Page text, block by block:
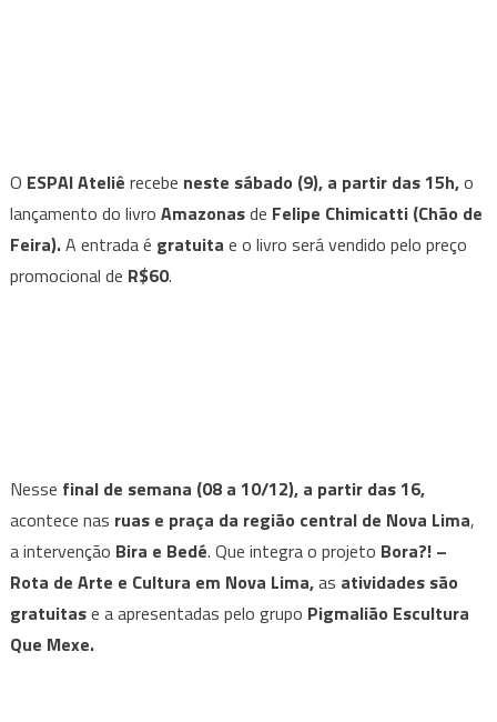
O ESPAI Ateliê recebe neste sábado (9), a partir das 15h,o
lançamento do livro Amazonasde Felipe Chimicatti (Chão de
Feira).A entrada é gratuita e o livro será vendido pelo preço
promocional de R$60.
Nesse final de semana (08 a 10/12), a partir das 16,
acontece nas ruas e praça da região central de Nova Lima,
a intervenção Bira e Bedé. Que integra o projeto Bora?! –
Rota de Arte e Cultura em Nova Lima,as atividades são
gratuitase a apresentadas pelo grupo Pigmalião Escultura
Que Mexe.